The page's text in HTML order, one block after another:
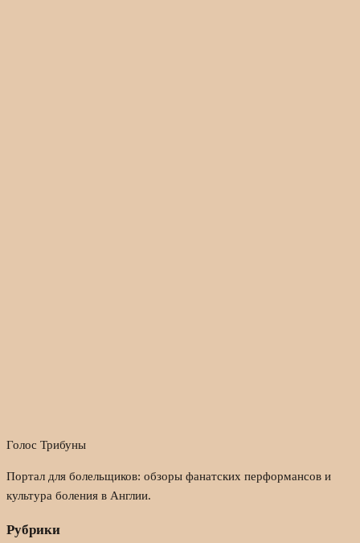
Голос Трибуны
Портал для болельщиков: обзоры фанатских перформансов и
культура боления в Англии.
Рубрики